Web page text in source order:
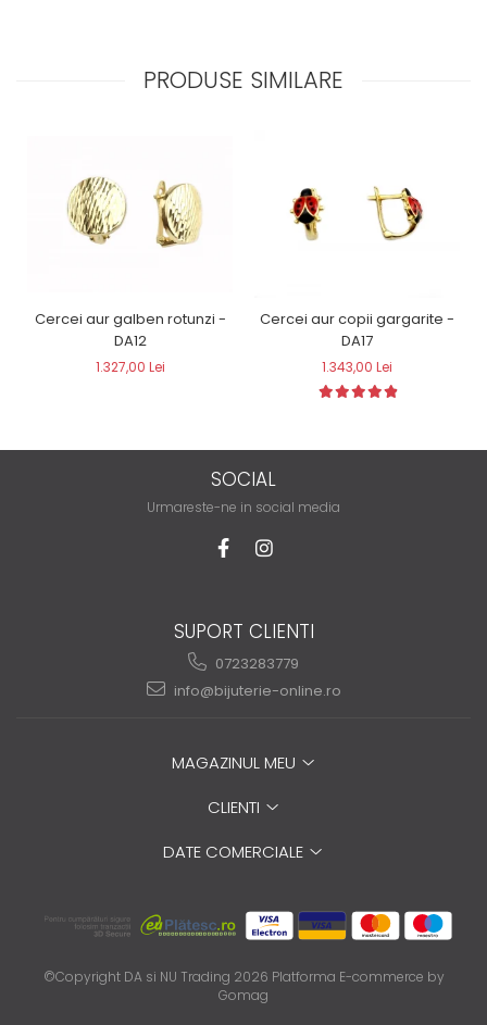
PRODUSE SIMILARE
Cercei aur galben rotunzi -
DA12
1.327,00 Lei
Cercei aur copii gargarite -
DA17
1.343,00 Lei
SOCIAL
Urmareste-ne in social media
SUPORT CLIENTI
0723283779
info@bijuterie-online.ro
MAGAZINUL MEU
CLIENTI
DATE COMERCIALE
©Copyright DA si NU Trading 2026 Platforma E-commerce by
Gomag